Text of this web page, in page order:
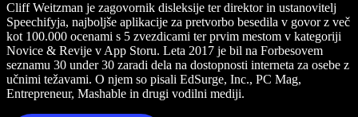
Cliff Weitzman je zagovornik disleksije ter direktor in ustanovitelj
Speechifyja, najboljše aplikacije za pretvorbo besedila v govor z več
kot 100.000 ocenami s 5 zvezdicami ter prvim mestom v kategoriji
Novice & Revije v App Storu. Leta 2017 je bil na Forbesovem
seznamu 30 under 30 zaradi dela na dostopnosti interneta za osebe z
učnimi težavami. O njem so pisali EdSurge, Inc., PC Mag,
Entrepreneur, Mashable in drugi vodilni mediji.